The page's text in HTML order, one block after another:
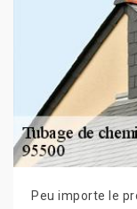
Peu importe le